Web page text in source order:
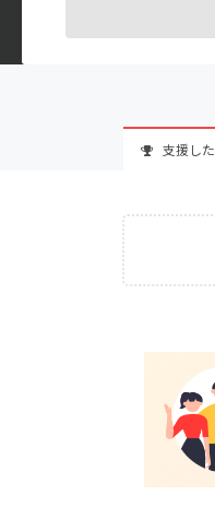
支援した